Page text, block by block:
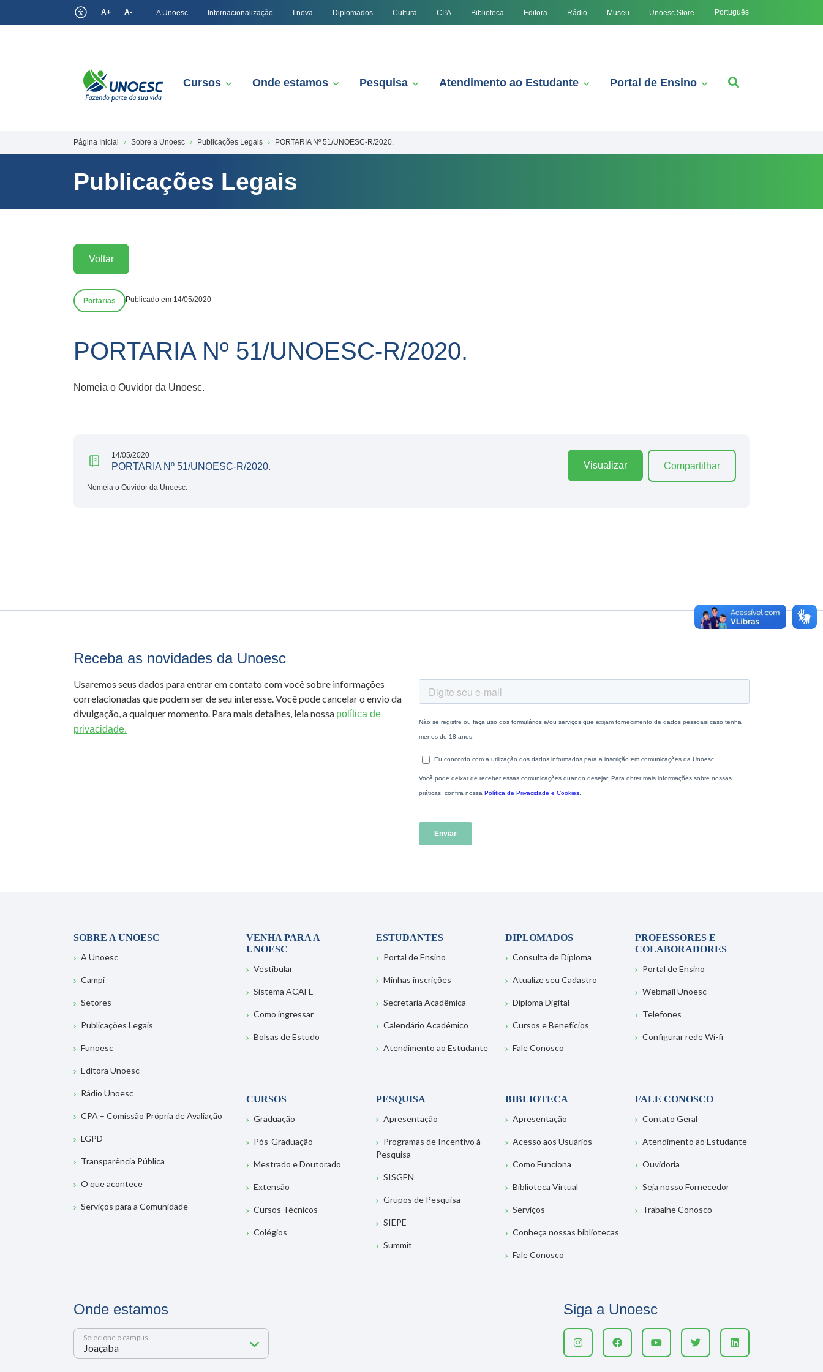
A+ A- A Unoesc Internacionalização I.nova Diplomados Cultura CPA Biblioteca Editora Rádio Museu Unoesc Store Português
Cursos Onde estamos Pesquisa Atendimento ao Estudante Portal de Ensino
Página Inicial Sobre a Unoesc Publicações Legais PORTARIA Nº 51/UNOESC-R/2020.
Publicações Legais
Voltar
Portarias Publicado em 14/05/2020
PORTARIA Nº 51/UNOESC-R/2020.
Nomeia o Ouvidor da Unoesc.
14/05/2020
PORTARIA Nº 51/UNOESC-R/2020.
Nomeia o Ouvidor da Unoesc.
Visualizar Compartilhar
Receba as novidades da Unoesc
Usaremos seus dados para entrar em contato com você sobre informações
correlacionadas que podem ser de seu interesse. Você pode cancelar o envio da
divulgação, a qualquer momento. Para mais detalhes, leia nossa política de
privacidade.
SOBRE A UNOESC
A Unoesc
Campi
Setores
Publicações Legais
Funoesc
Editora Unoesc
Rádio Unoesc
CPA – Comissão Própria de Avaliação
LGPD
Transparência Pública
O que acontece
Serviços para a Comunidade
VENHA PARA A
UNOESC
Vestibular
Sistema ACAFE
Como ingressar
Bolsas de Estudo
ESTUDANTES
Portal de Ensino
Minhas inscrições
Secretaria Acadêmica
Calendário Acadêmico
Atendimento ao Estudante
DIPLOMADOS
Consulta de Diploma
Atualize seu Cadastro
Diploma Digital
Cursos e Benefícios
Fale Conosco
PROFESSORES E
COLABORADORES
Portal de Ensino
Webmail Unoesc
Telefones
Configurar rede Wi-fi
CURSOS
Graduação
Pós-Graduação
Mestrado e Doutorado
Extensão
Cursos Técnicos
Colégios
PESQUISA
Apresentação
Programas de Incentivo à
Pesquisa
SISGEN
Grupos de Pesquisa
SIEPE
Summit
BIBLIOTECA
Apresentação
Acesso aos Usuários
Como Funciona
Biblioteca Virtual
Serviços
Conheça nossas bibliotecas
Fale Conosco
FALE CONOSCO
Contato Geral
Atendimento ao Estudante
Ouvidoria
Seja nosso Fornecedor
Trabalhe Conosco
Onde estamos
Selecione o campus
Siga a Unoesc